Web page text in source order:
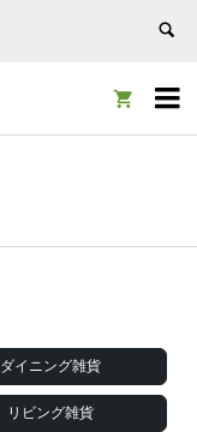


ダイニング雑貨
リビング雑貨